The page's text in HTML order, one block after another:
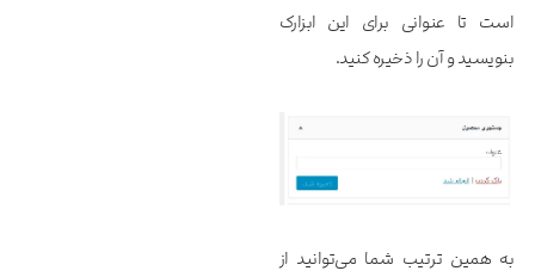
است تا عنوانی برای این ابزارک
بنویسید و آن را ذخیره کنید.
به همین ترتیب شما می‌توانید از